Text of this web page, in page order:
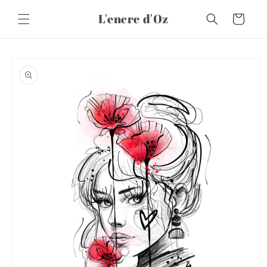
passer
au
L'encre d'Oz Panier
informations
produits